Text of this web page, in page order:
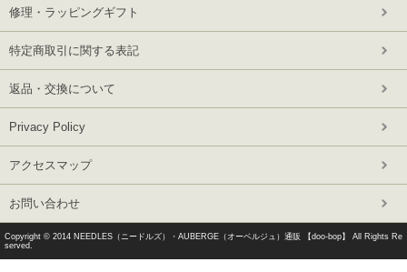
修理・ラッピングギフト
特定商取引に関する表記
返品・交換について
Privacy Policy
アクセスマップ
お問い合わせ
Copyright © 2014 NEEDLES（ニードルズ）・AUBERGE（オーベルジュ）通販 【doo-bop】
All Rights Re
served.